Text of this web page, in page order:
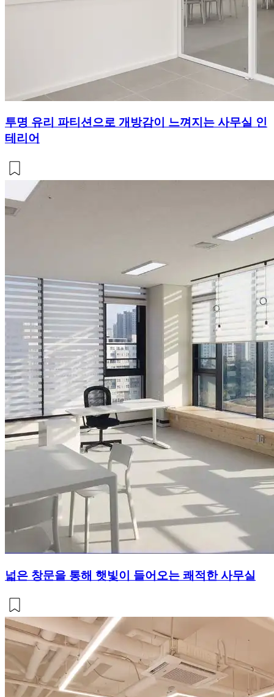
투명 유리 파티션으로 개방감이 느껴지는 사무실 인
테리어
넓은 창문을 통해 햇빛이 들어오는 쾌적한 사무실